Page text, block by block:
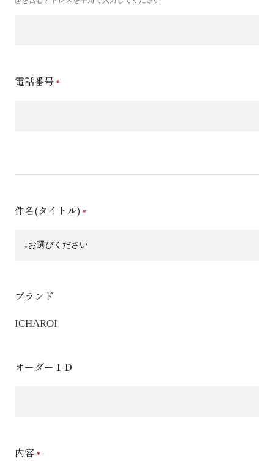
電話番号
件名(タイトル)
ブランド
ICHAROI
オーダーＩＤ
内容